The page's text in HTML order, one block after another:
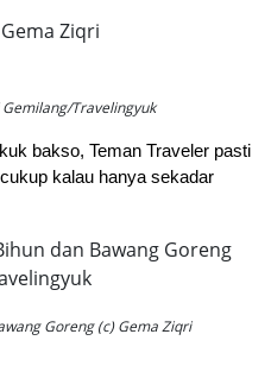
Travelingyuk
bakso, Teman Traveler pasti
kalau hanya sekadar
Goreng (c) Gema Ziqri